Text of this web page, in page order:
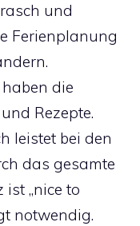
und
Ferienplanung
die
Rezepte.
leistet bei den
das gesamte
ist „nice to
notwendig.